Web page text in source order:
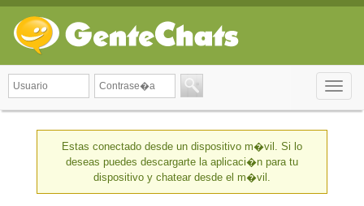
Toggle
Estas conectado desde un dispositivo m�vil. Si lo
deseas puedes descargarte la aplicaci�n para tu
dispositivo y chatear desde el m�vil.